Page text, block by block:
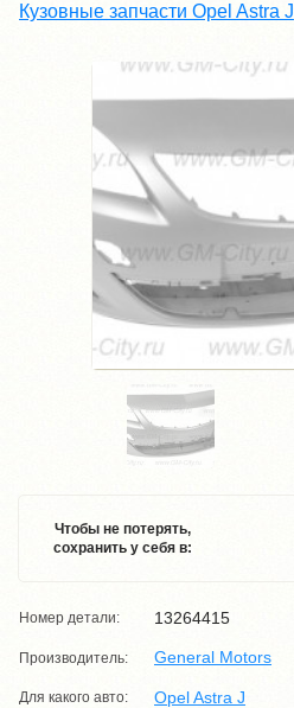
Кузовные запчасти Opel Astra J
Чтобы не потерять,
сохранить у себя в:
Номер детали: 13264415
Производитель: General Motors
Для какого авто: Opel Astra J